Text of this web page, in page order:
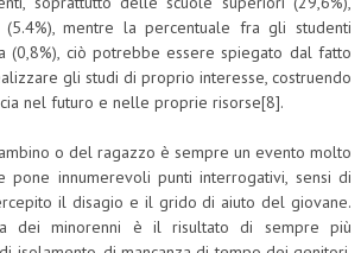
mentre la percentuale fra gli studenti
(0,8%), ciò potrebbe essere spiegato dal fatto
gli studi di proprio interesse, costruendo
nel futuro e nelle proprie risorse[8].
o del ragazzo è sempre un evento molto
pone innumerevoli punti interrogativi, sensi di
il disagio e il grido di aiuto del giovane.
dei minorenni è il risultato di sempre più